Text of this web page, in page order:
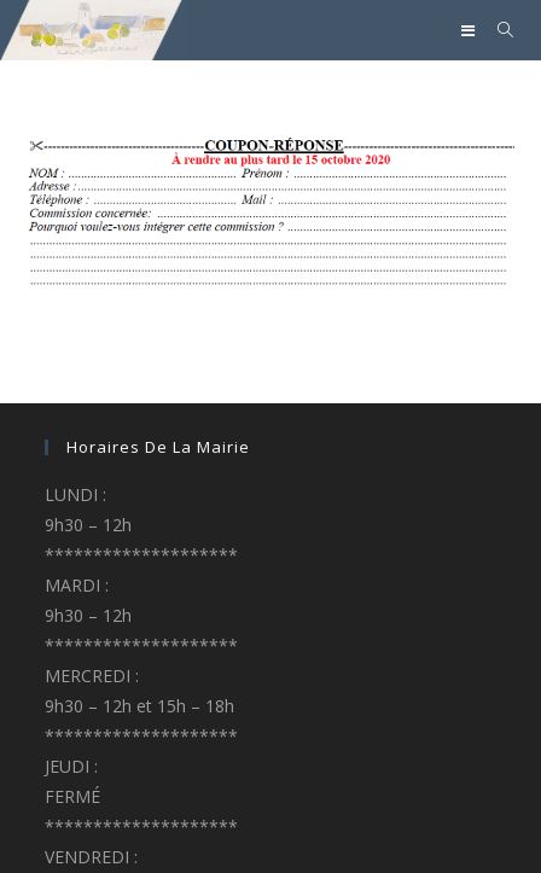
Horaires De La Mairie
LUNDI :
9h30 – 12h
********************
MARDI :
9h30 – 12h
********************
MERCREDI :
9h30 – 12h et 15h – 18h
********************
JEUDI :
FERMÉ
********************
VENDREDI :